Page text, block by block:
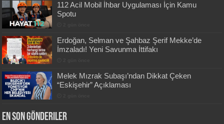
112 Acil Mobil İhbar Uygulaması İçin Kamu
Spotu
Erdoğan, Selman ve Şahbaz Şerif Mekke’de
İmzaladı! Yeni Savunma İttifakı
Melek Mızrak Subaşı’ndan Dikkat Çeken
“Eskişehir” Açıklaması
En Son Gönderiler